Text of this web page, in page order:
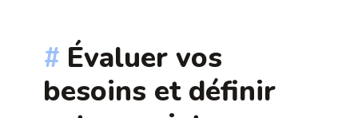
Évaluer vos
besoins et définir